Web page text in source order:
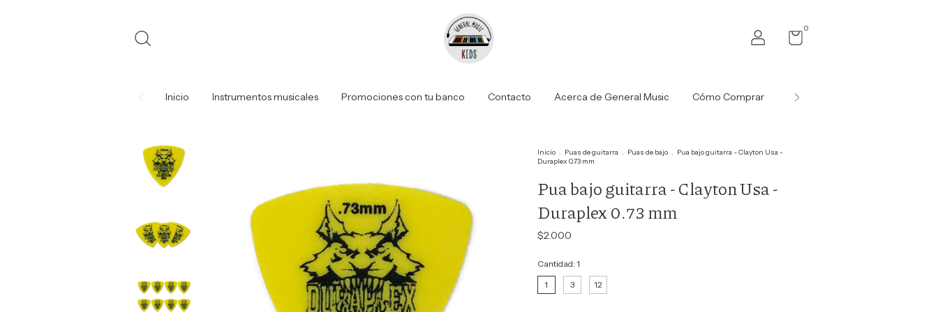
0
Inicio Instrumentos musicales Promociones con tu banco Contacto Acerca de General Music Cómo Comprar Blog padres
Inicio . Puas de guitarra . Puas de bajo . Pua bajo guitarra - Clayton Usa -
Duraplex 0.73 mm
Pua bajo guitarra - Clayton Usa -
Duraplex 0.73 mm
$2.000
Cantidad: 1
1
3 12